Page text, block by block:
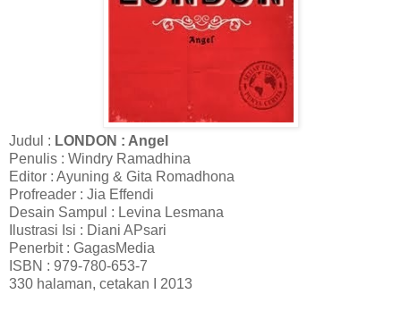
Judul : LONDON : Angel
Penulis : Windry Ramadhina
Editor : Ayuning & Gita Romadhona
Profreader : Jia Effendi
Desain Sampul : Levina Lesmana
Ilustrasi Isi : Diani APsari
Penerbit : GagasMedia
ISBN : 979-780-653-7
330 halaman, cetakan I 2013